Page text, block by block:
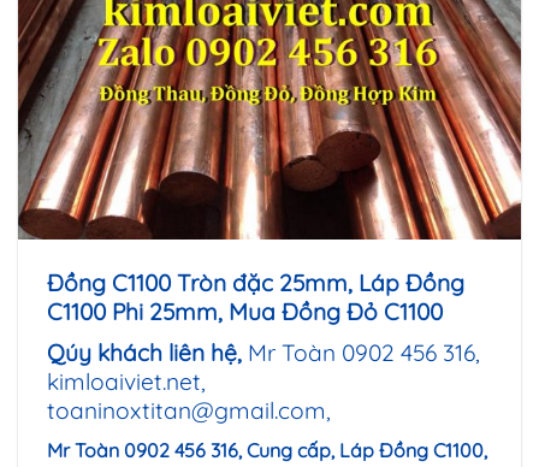
Đồng C1100 Tròn đặc 25mm, Láp Đồng
C1100 Phi 25mm, Mua Đồng Đỏ C1100
Qúy khách liên hệ, Mr Toàn 0902 456 316,
kimloaiviet.net,
toaninoxtitan@gmail.com,
Mr Toàn 0902 456 316, Cung cấp, Láp Đồng C1100,